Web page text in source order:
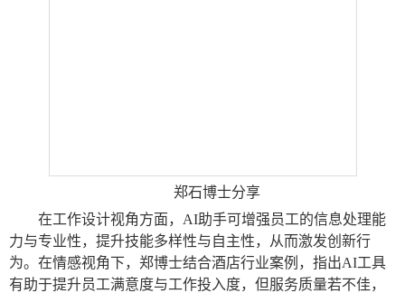
郑石博士分享
在工作设计视角方面， AI助手可增强员工的信息处理能
力与专业性，提升技能多样性与自主性，从而激发创新行
为。 在情感视角下，郑博士结合酒店行业案例，指出AI工具
有助于提升员工满意度与工作投入度，但服务质量若不佳，